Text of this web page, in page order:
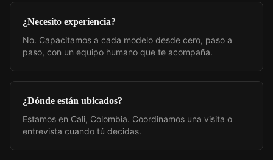
¿Necesito experiencia?
No. Capacitamos a cada modelo desde cero, paso a
paso, con un equipo humano que te acompaña.
¿Dónde están ubicados?
Estamos en Cali, Colombia. Coordinamos una visita o
entrevista cuando tú decidas.